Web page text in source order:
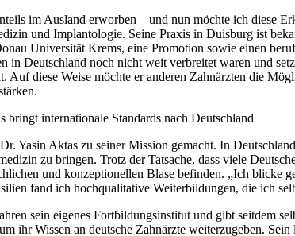
im Ausland erworben – und nun möchte ich diese
und Implantologie. Seine Praxis in Duisburg ist
Universität Krems, eine Promotion sowie einen
in Deutschland noch nicht weit verbreitet waren und
Auf diese Weise möchte er anderen Zahnärzten die
bringt internationale Standards nach Deutschland
Yasin Aktas zu seiner Mission gemacht. In
zu bringen. Trotz der Tatsache, dass viele
und konzeptionellen Blase befinden. „Ich blicke
fand ich hochqualitative Weiterbildungen, die ich
sein eigenes Fortbildungsinstitut und gibt seitdem
ihr Wissen an deutsche Zahnärzte weiterzugeben.